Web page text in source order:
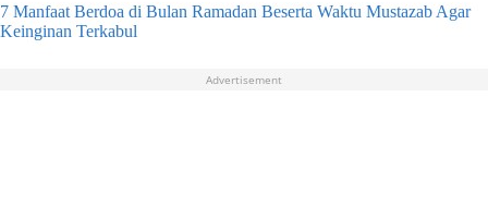
7 Manfaat Berdoa di Bulan Ramadan Beserta Waktu Mustazab Agar
Keinginan Terkabul
Advertisement